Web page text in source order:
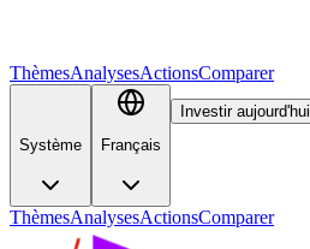
ThèmesAnalysesActionsComparer
Système Français
Investir aujourd'hui
ThèmesAnalysesActionsComparer